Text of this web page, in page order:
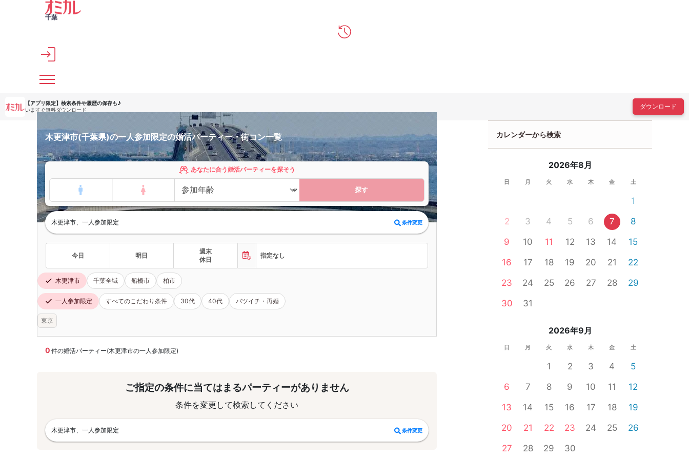
メインコンテンツへスキップ
千葉
【アプリ限定】 検索条件や履歴の保存も♪
いますぐ無料ダウンロード
ダウンロード
木更津市(千葉県)の一人参加限定の婚活パーティー・街コン一覧
あなたに合う婚活パーティーを探そう
探す
木更津市、一人参加限定 条件変更
今日 明日
週末
休日
指定なし
木更津市 千葉全域 船橋市 柏市
一人参加限定 すべてのこだわり条件 30代 40代 バツイチ・再婚
東京
0 件の婚活パーティー(木更津市の一人参加限定)
ご指定の条件に当てはまるパーティーがありません
条件を変更して検索してください
木更津市、一人参加限定 条件変更
カレンダーから検索
2026年8月
日 月 火 水 木 金 土
1
2
3 4 5 6 7
8
9
10 11 12 13 14
15
16
17 18 19 20 21
22
23
24 25 26 27 28
29
30
31
2026年9月
日 月 火 水 木 金 土
1 2 3 4
5
6
7 8 9 10 11
12
13
14 15 16 17 18
19
20
21 22 23 24 25
26
27
28 29 30